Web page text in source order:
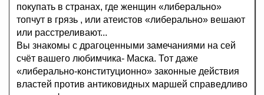
покупать в странах, где женщин «либерально»
топчут в грязь , или атеистов «либерально» вешают
или расстреливают...
Вы знакомы с драгоценными замечаниями на сей
счёт вашего любимчика- Маска. Тот даже
«либерально-конституционно» законные действия
властей против антиковидных маршей справедливо